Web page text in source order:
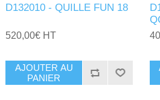
D132010 - QUILLE FUN 18
520,00€ HT
AJOUTER AU
PANIER